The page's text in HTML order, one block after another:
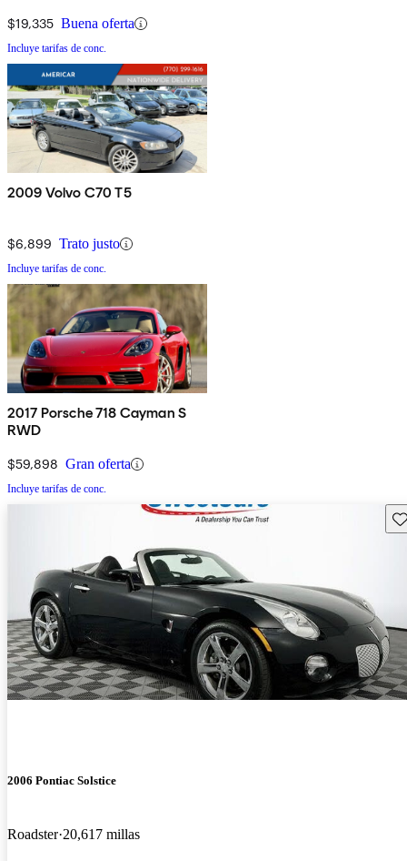
$19,335 Buena oferta
Incluye tarifas de conc.
2009 Volvo C70 T5
$6,899 Trato justo
Incluye tarifas de conc.
2017 Porsche 718 Cayman S
RWD
$59,898 Gran oferta
Incluye tarifas de conc.
2006 Pontiac Solstice
Roadster 20,617 millas